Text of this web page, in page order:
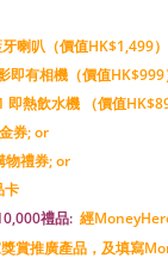
喇叭（價值HK$1,499
即有相機（價值
熱飲水機 （價值
券; or
物禮券; or
卡
禮品: 經
賞推廣產品，及填寫